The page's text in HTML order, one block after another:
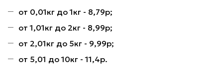
от 0,01кг до 1кг - 8,79р;
от 1,01кг до 2кг - 8,99р;
от 2,01кг до 5кг - 9,99р;
от 5,01 до 10кг - 11,4р.